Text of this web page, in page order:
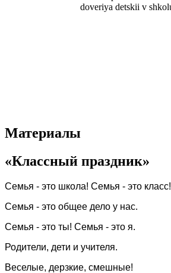
Материалы
«Классный праздник»
Семья - это школа! Семья - это класс!
Семья - это общее дело у нас.
Семья - это ты! Семья - это я.
Родители, дети и учителя.
Веселые, дерзкие, смешные!